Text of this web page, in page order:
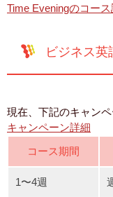
Time Eveningのコー
ビジネス英
現在、下記のキャンペ
キャンペーン詳細
コース期間
1〜4週